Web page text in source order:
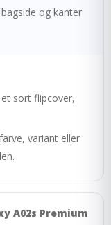
og kanter
sort flipcover,
variant eller
A02s Premium